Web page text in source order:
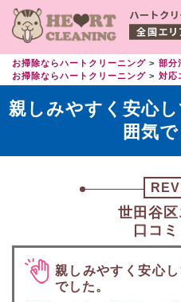
お掃除ならハートクリーニング 部分
お掃除ならハートクリーニング
対応
親しみやすく安心
囲気で
世田谷
口コ
親しみやすく安心
でした。